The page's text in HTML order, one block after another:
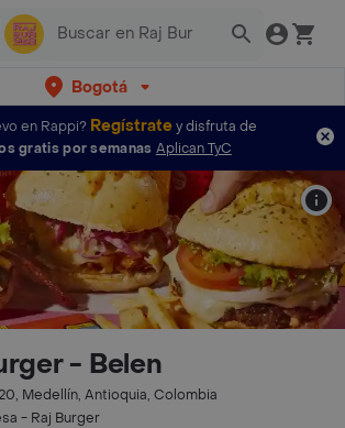
Bogotá
en Rappi? Regístratey disfruta de
gratis por semanas Aplican TyC
- Belen
Medellín, Antioquia, Colombia
- Raj Burger